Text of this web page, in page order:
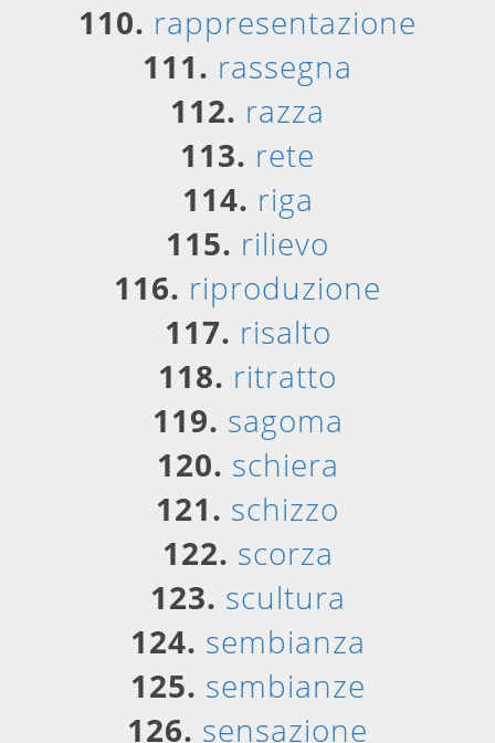
110. rappresentazione
111. rassegna
112. razza
113. rete
114. riga
115. rilievo
116. riproduzione
117. risalto
118. ritratto
119. sagoma
120. schiera
121. schizzo
122. scorza
123. scultura
124. sembianza
125. sembianze
126. sensazione